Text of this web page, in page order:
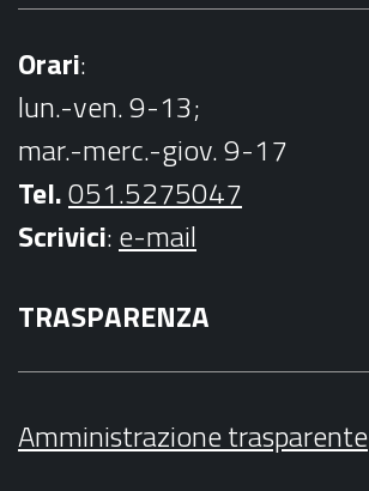
Orari:
lun.-ven. 9-13;
mar.-merc.-giov. 9-17
Tel.051.5275047
Scrivici:e-mail
TRASPARENZA
Amministrazione trasparente